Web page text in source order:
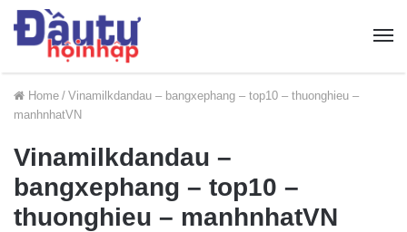
Home / Vinamilkdandau – bangxephang – top10 – thuonghieu –
manhnhatVN
Vinamilkdandau –
bangxephang – top10 –
thuonghieu – manhnhatVN